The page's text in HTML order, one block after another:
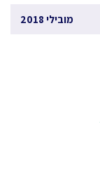
מובילי 2018